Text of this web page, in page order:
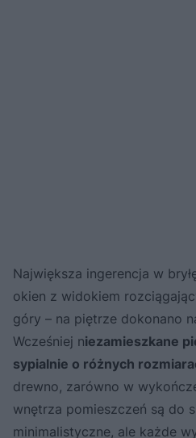
Największa ingerencja w
okien z widokiem
góry – na piętrze dokonano
Wcześniej niezamieszkane
sypialnie o różnych
drewno, zarówno w
wnętrza pomieszczeń są do
minimalistyczne, ale każde